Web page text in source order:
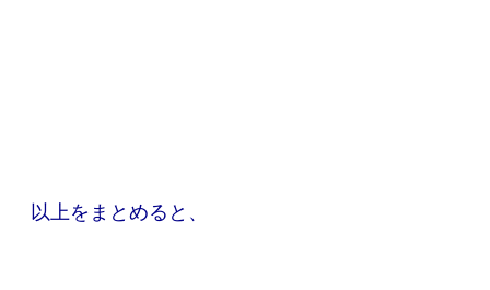
以上をまとめると、